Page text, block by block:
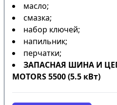
масло;
смазка;
набор ключей;
напильник;
перчатки;
ЗАПАСНАЯ ШИНА И
MOTORS 5500 (5.5 кВт)